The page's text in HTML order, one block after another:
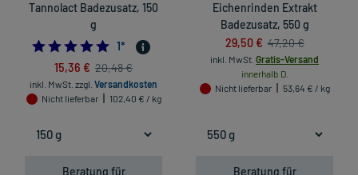
Tannolact Badezusatz, 150
g
5.0
1*
15,36 € 20,48 €
inkl. MwSt. zzgl. Versandkosten
Nicht lieferbar
102,40 € / kg
Beratung für
Eichenrinden Extrakt
Badezusatz, 550 g
29,50 € 47,20 €
inkl. MwSt. Gratis-Versand
innerhalb D.
Nicht lieferbar
53,64 € / kg
Beratung für